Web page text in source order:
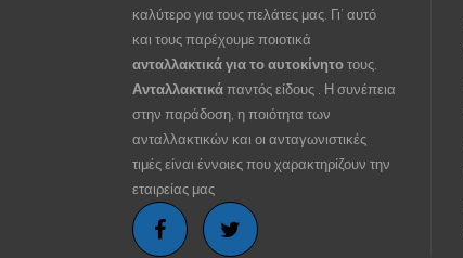
καλύτερο για τους πελάτες μας. Γι’ αυτό
και τους παρέχουμε ποιοτικά
ανταλλακτικά για το αυτοκίνητο τους.
Ανταλλακτικά παντός είδους . Η συνέπεια
στην παράδοση, η ποιότητα των
ανταλλακτικών και οι ανταγωνιστικές
τιμές είναι έννοιες που χαρακτηρίζουν την
εταιρείας μας